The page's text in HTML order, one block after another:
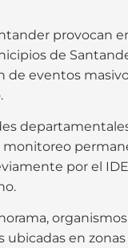
provocan
de
de eventos
por el
en zonas